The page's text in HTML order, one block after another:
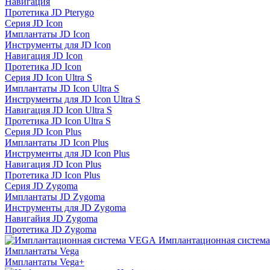
Протетика JD Pterygo
Серия JD Icon
Имплантаты JD Icon
Инструменты для JD Icon
Навигация JD Icon
Протетика JD Icon
Серия JD Icon Ultra S
Имплантаты JD Icon Ultra S
Инструменты для JD Icon Ultra S
Навигация JD Icon Ultra S
Протетика JD Icon Ultra S
Серия JD Icon Plus
Имплантаты JD Icon Plus
Инструменты для JD Icon Plus
Навигация JD Icon Plus
Протетика JD Icon Plus
Серия JD Zygoma
Имплантаты JD Zygoma
Инструменты для JD Zygoma
Навигайия JD Zygoma
Протетика JD Zygoma
Имплантационная
Имплантаты Vega
Имплантаты Vega+